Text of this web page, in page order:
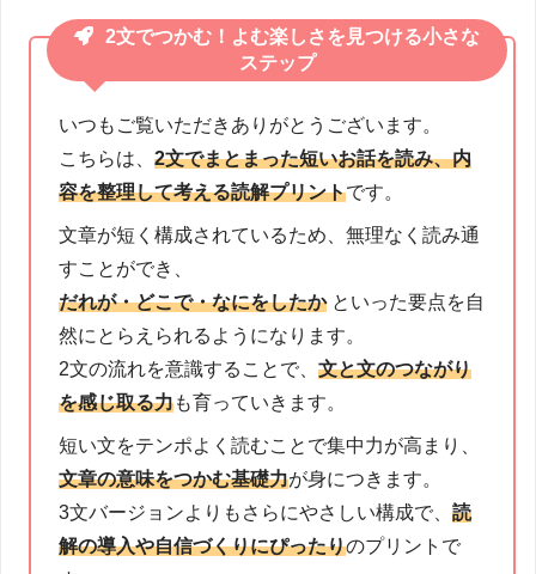
2文でつかむ！よむ楽しさを見つける小さな
ステップ
いつもご覧いただきありがとうございます。
こちらは、2文でまとまった短いお話を読み、内
容を整理して考える読解プリントです。
文章が短く構成されているため、無理なく読み通
すことができ、
だれが・どこで・なにをしたかといった要点を自
然にとらえられるようになります。
2文の流れを意識することで、文と文のつながり
を感じ取る力も育っていきます。
短い文をテンポよく読むことで集中力が高まり、
文章の意味をつかむ基礎力が身につきます。
3文バージョンよりもさらにやさしい構成で、読
解の導入や自信づくりにぴったりのプリントで